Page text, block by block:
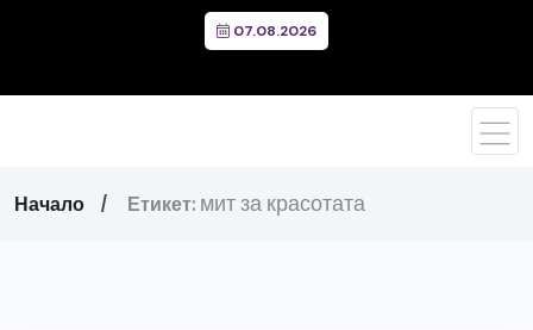
07.08.2026
Начало Етикет: мит за красотата